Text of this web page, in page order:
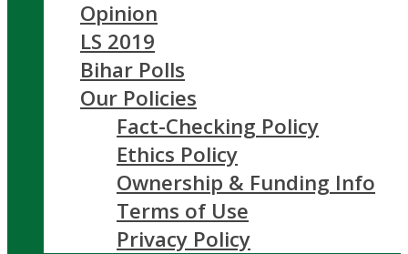
Opinion
LS 2019
Bihar Polls
Our Policies
Fact-Checking Policy
Ethics Policy
Ownership & Funding Info
Terms of Use
Privacy Policy